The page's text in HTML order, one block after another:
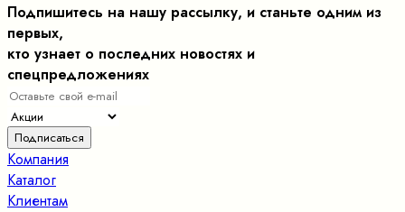
Подпишитесь на нашу рассылку, и станьте одним из
первых,
кто узнает о последних новостях и
спецпредложениях
Компания
Каталог
Клиентам